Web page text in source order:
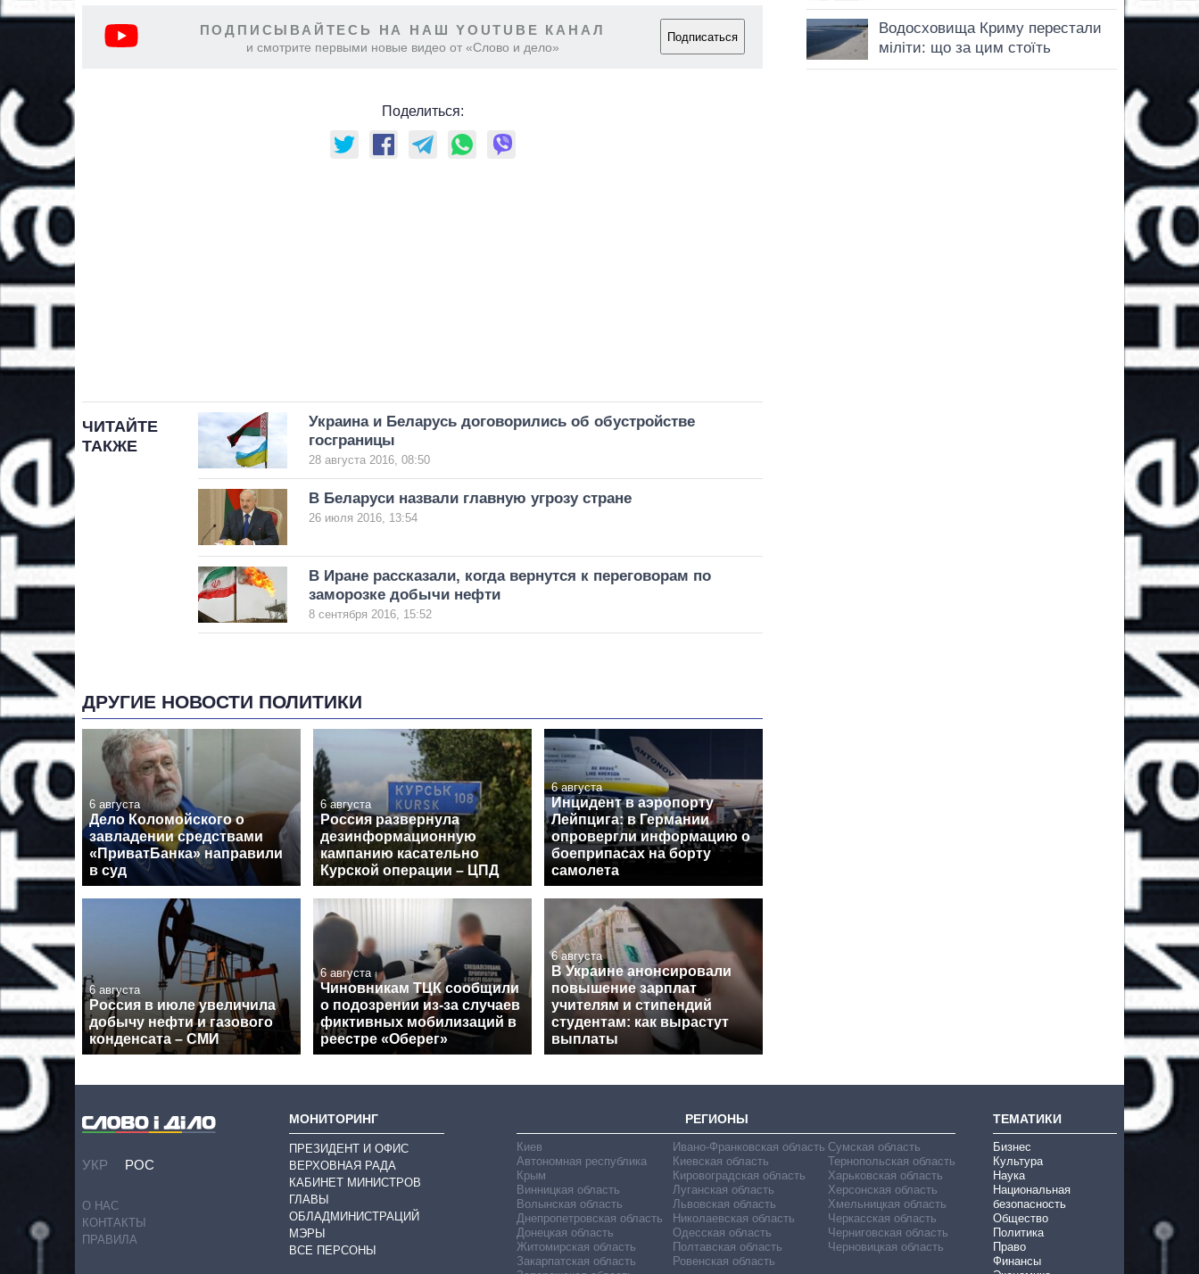
ПОДПИСЫВАЙТЕСЬ НА НАШ YOUTUBE КАНАЛ
и смотрите первыми новые видео от «Слово и дело»
Подписаться
Поделиться:
ЧИТАЙТЕ
ТАКЖЕ
Украина и Беларусь договорились об обустройстве
госграницы
28 августа 2016, 08:50
В Беларуси назвали главную угрозу стране
26 июля 2016, 13:54
В Иране рассказали, когда вернутся к переговорам по
заморозке добычи нефти
8 сентября 2016, 15:52
ДРУГИЕ НОВОСТИ ПОЛИТИКИ
6 августа
Дело Коломойского о
завладении средствами
«ПриватБанка» направили
в суд
6 августа
Россия развернула
дезинформационную
кампанию касательно
Курской операции – ЦПД
6 августа
Инцидент в аэропорту
Лейпцига: в Германии
опровергли информацию о
боеприпасах на борту
самолета
6 августа
Россия в июле увеличила
добычу нефти и газового
конденсата – СМИ
6 августа
Чиновникам ТЦК сообщили
о подозрении из-за случаев
фиктивных мобилизаций в
реестре «Оберег»
6 августа
В Украине анонсировали
повышение зарплат
учителям и стипендий
студентам: как вырастут
выплаты
УКР РОС
О НАС
КОНТАКТЫ
ПРАВИЛА
МОНИТОРИНГ
ПРЕЗИДЕНТ И ОФИС
ВЕРХОВНАЯ РАДА
КАБИНЕТ МИНИСТРОВ
ГЛАВЫ
ОБЛАДМИНИСТРАЦИЙ
МЭРЫ
ВСЕ ПЕРСОНЫ
РЕГИОНЫ
Киев
Автономная республика
Крым
Винницкая область
Волынская область
Днепропетровская область
Донецкая область
Житомирская область
Закарпатская область
Ивано-Франковская область
Киевская область
Кировоградская область
Луганская область
Львовская область
Николаевская область
Одесская область
Полтавская область
Ровенская область
Сумская область
Тернопольская область
Харьковская область
Херсонская область
Хмельницкая область
Черкасская область
Черниговская область
Черновицкая область
ТЕМАТИКИ
Бизнес
Культура
Наука
Национальная
безопасность
Общество
Политика
Право
Финансы